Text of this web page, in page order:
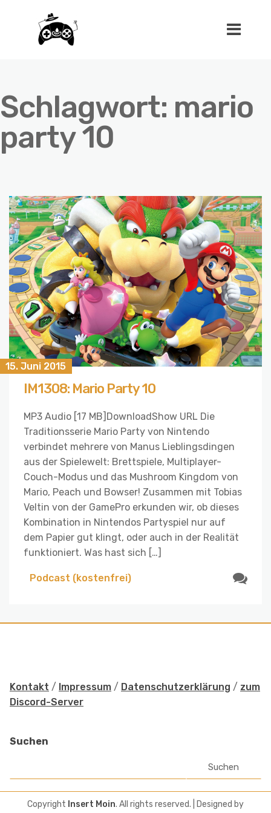
Schlagwort: mario
party 10
15. Juni 2015
IM1308: Mario Party 10
MP3 Audio [17 MB]DownloadShow URL Die
Traditionsserie Mario Party von Nintendo
verbindet mehrere von Manus Lieblingsdingen
aus der Spielewelt: Brettspiele, Multiplayer-
Couch-Modus und das Mushroom Kingdom von
Mario, Peach und Bowser! Zusammen mit Tobias
Veltin von der GamePro erkunden wir, ob dieses
Kombination in Nintendos Partyspiel nur auf
dem Papier gut klingt, oder auch in der Realität
funktioniert. Was hast sich […]
Podcast (kostenfrei)
Kontakt / Impressum / Datenschutzerklärung / zum
Discord-Server
Suchen
Suchen
Copyright Insert Moin. All rights reserved.
| Designed by